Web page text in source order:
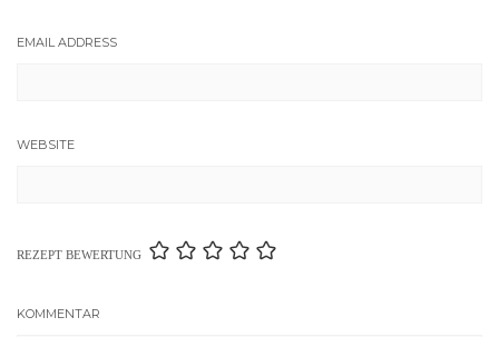
EMAIL ADDRESS
WEBSITE
REZEPT BEWERTUNG
KOMMENTAR